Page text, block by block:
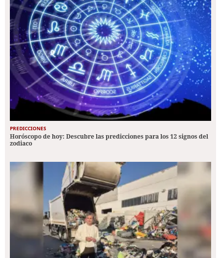
PREDICCIONES
Horóscopo de hoy: Descubre las predicciones para los 12 signos del
zodiaco